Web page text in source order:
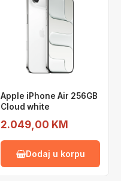
Apple iPhone Air 256GB
Cloud white
2.049,00 KM
Dodaj u korpu